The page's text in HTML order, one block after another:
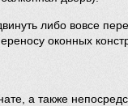
либо вовсе
оконных
а также